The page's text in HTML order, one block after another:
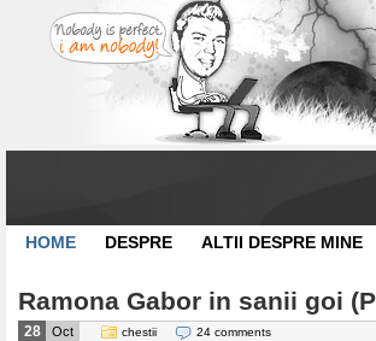
HOME DESPRE ALTII DESPRE MINE
Ramona Gabor in sanii goi
28 Oct chestii 24 comments